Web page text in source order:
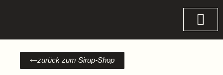
zurück zum Sirup-Shop